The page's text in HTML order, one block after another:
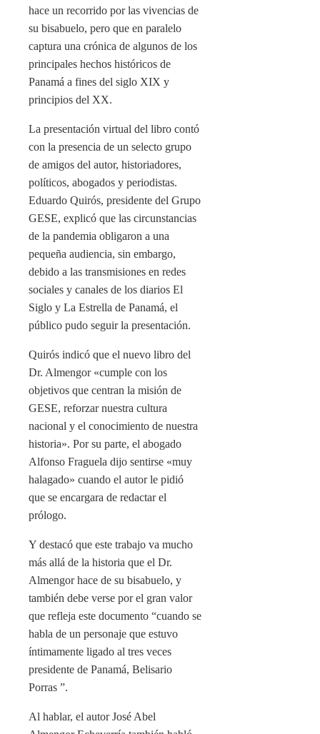
hace un recorrido por las vivencias de
su bisabuelo, pero que en paralelo
captura una crónica de algunos de los
principales hechos históricos de
Panamá a fines del siglo XIX y
principios del XX.
La presentación virtual del libro contó
con la presencia de un selecto grupo
de amigos del autor, historiadores,
políticos, abogados y periodistas.
Eduardo Quirós, presidente del Grupo
GESE, explicó que las circunstancias
de la pandemia obligaron a una
pequeña audiencia, sin embargo,
debido a las transmisiones en redes
sociales y canales de los diarios El
Siglo y La Estrella de Panamá, el
público pudo seguir la presentación.
Quirós indicó que el nuevo libro del
Dr. Almengor «cumple con los
objetivos que centran la misión de
GESE, reforzar nuestra cultura
nacional y el conocimiento de nuestra
historia». Por su parte, el abogado
Alfonso Fraguela dijo sentirse «muy
halagado» cuando el autor le pidió
que se encargara de redactar el
prólogo.
Y destacó que este trabajo va mucho
más allá de la historia que el Dr.
Almengor hace de su bisabuelo, y
también debe verse por el gran valor
que refleja este documento “cuando se
habla de un personaje que estuvo
íntimamente ligado al tres veces
presidente de Panamá, Belisario
Porras ”.
Al hablar, el autor José Abel